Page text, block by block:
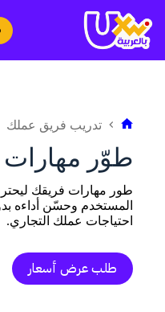
إلى
المحتوى
تدريب فريق عملك
طوّر
طور مهارات فريقك
المستخدم وحسّن أداءه
احتياجات عملك التجاري.
طلب عرض أسعار